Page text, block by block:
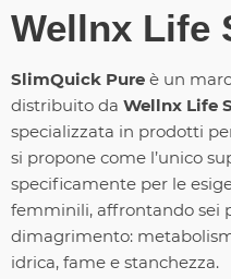
Wellnx Life
SlimQuick Pure è un
distribuito da Wellnx Life
specializzata in prodotti
si propone come l’unico
specificamente per le
femminili, affrontando sei
dimagrimento:
idrica, fame e stanchezza.